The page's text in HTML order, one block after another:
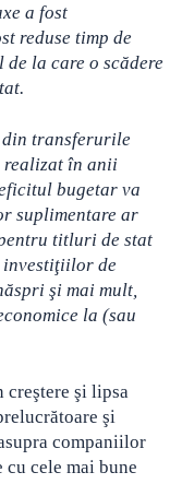
a fost
reduse timp de
la care o scădere
din transferurile
realizat în anii
bugetar va
suplimentare ar
titluri de stat
investiţiilor de
şi mai mult,
la (sau
creştere şi lipsa
şi
companiilor
cele mai bune